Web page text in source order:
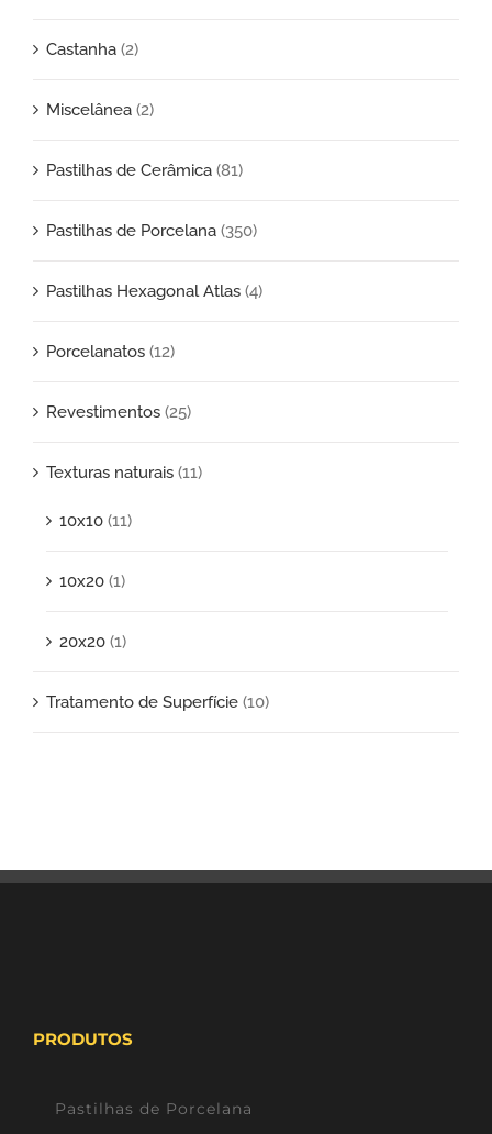
Castanha (2)
Miscelânea (2)
Pastilhas de Cerâmica (81)
Pastilhas de Porcelana (350)
Pastilhas Hexagonal Atlas (4)
Porcelanatos (12)
Revestimentos (25)
Texturas naturais (11)
10x10 (11)
10x20 (1)
20x20 (1)
Tratamento de Superfície (10)
PRODUTOS
Pastilhas de Porcelana